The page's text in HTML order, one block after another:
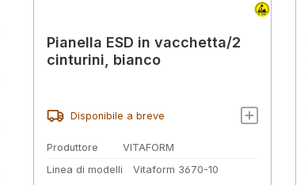
Pianella ESD in vacchetta/2
cinturini, bianco
Disponibile a breve
Produttore
VITAFORM
Linea di modelli
Vitaform 3670-10